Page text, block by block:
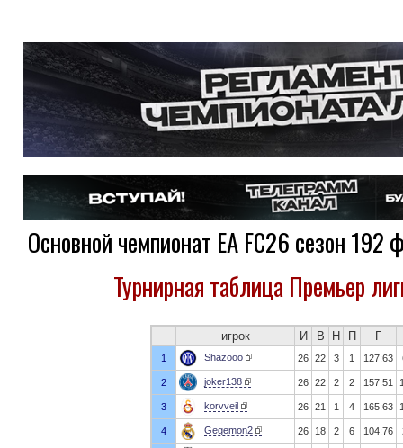
Основной чемпионат EA FC26 сезон 192
Турнирная таблица Премьер
игрок И В Н П Г
1 Shazooo 26 22 3 1 127:63
2 joker138 26 22 2 2 157:51
3 korvveil 26 21 1 4 165:63
4 Gegemon2 26 18 2 6 104:76